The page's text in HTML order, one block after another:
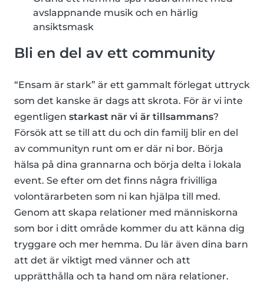
avslappnande musik och en härlig
ansiktsmask
Bli en del av ett community
“Ensam är stark” är ett gammalt förlegat uttryck
som det kanske är dags att skrota. För är vi inte
egentligen starkast när vi är tillsammans?
Försök att se till att du och din familj blir en del
av communityn runt om er där ni bor. Börja
hälsa på dina grannarna och börja delta i lokala
event. Se efter om det finns några frivilliga
volontärarbeten som ni kan hjälpa till med.
Genom att skapa relationer med människorna
som bor i ditt område kommer du att känna dig
tryggare och mer hemma. Du lär även dina barn
att det är viktigt med vänner och att
upprätthålla och ta hand om nära relationer.